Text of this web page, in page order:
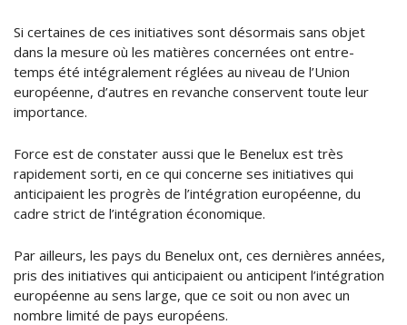
Si certaines de ces initiatives sont désormais sans objet
dans la mesure où les matières concernées ont entre-
temps été intégralement réglées au niveau de l’Union
européenne, d’autres en revanche conservent toute leur
importance.
Force est de constater aussi que le Benelux est très
rapidement sorti, en ce qui concerne ses initiatives qui
anticipaient les progrès de l’intégration européenne, du
cadre strict de l’intégration économique.
Par ailleurs, les pays du Benelux ont, ces dernières années,
pris des initiatives qui anticipaient ou anticipent l’intégration
européenne au sens large, que ce soit ou non avec un
nombre limité de pays européens.